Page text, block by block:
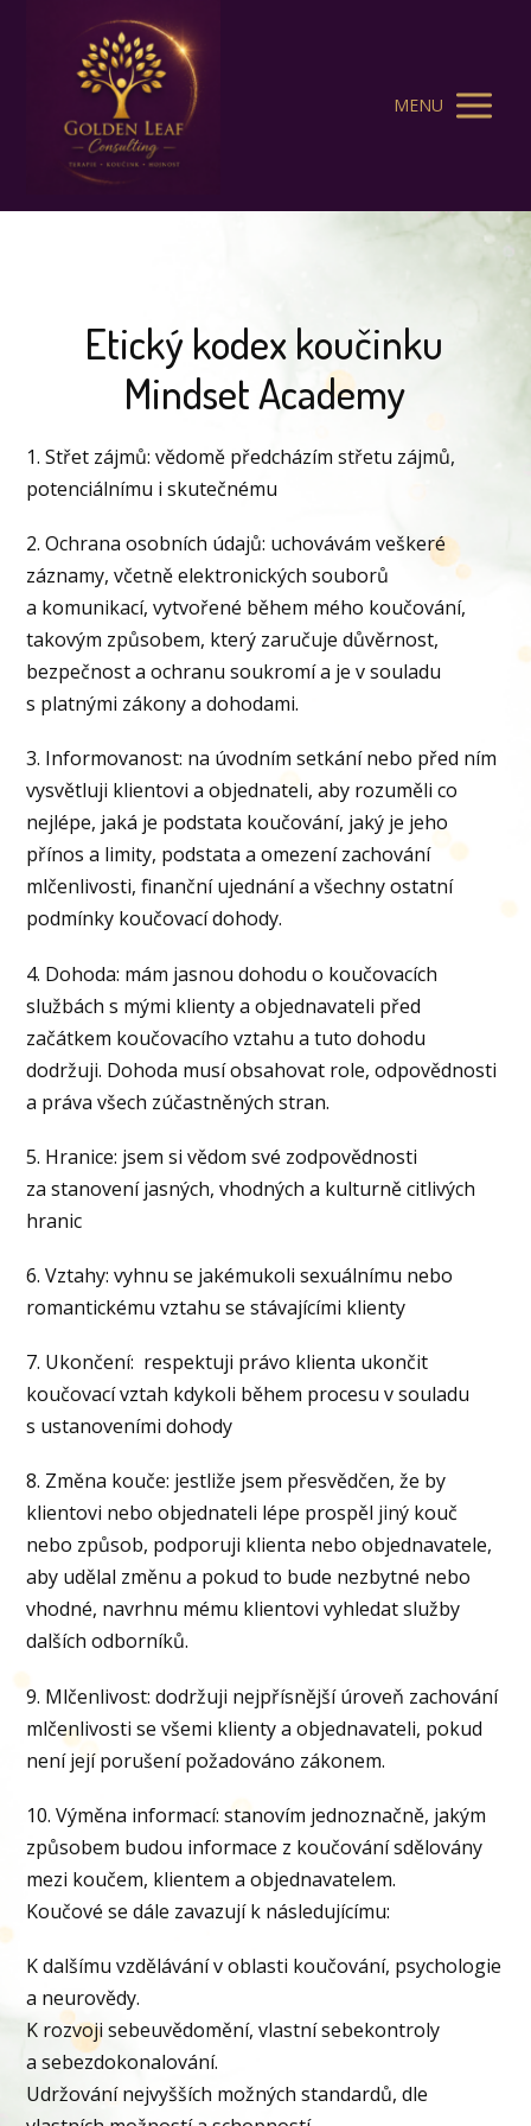
MENU
Etický kodex koučinku
Mindset Academy
1. Střet zájmů: vědomě předcházím střetu zájmů,
potenciálnímu i skutečnému
2. Ochrana osobních údajů: uchovávám veškeré
záznamy, včetně elektronických souborů
a komunikací, vytvořené během mého koučování,
takovým způsobem, který zaručuje důvěrnost,
bezpečnost a ochranu soukromí a je v souladu
s platnými zákony a dohodami.
3. Informovanost: na úvodním setkání nebo před ním
vysvětluji klientovi a objednateli, aby rozuměli co
nejlépe, jaká je podstata koučování, jaký je jeho
přínos a limity, podstata a omezení zachování
mlčenlivosti, finanční ujednání a všechny ostatní
podmínky koučovací dohody.
4. Dohoda: mám jasnou dohodu o koučovacích
službách s mými klienty a objednavateli před
začátkem koučovacího vztahu a tuto dohodu
dodržuji. Dohoda musí obsahovat role, odpovědnosti
a práva všech zúčastněných stran.
5. Hranice: jsem si vědom své zodpovědnosti
za stanovení jasných, vhodných a kulturně citlivých
hranic
6. Vztahy: vyhnu se jakémukoli sexuálnímu nebo
romantickému vztahu se stávajícími klienty
7. Ukončení: respektuji právo klienta ukončit
koučovací vztah kdykoli během procesu v souladu
s ustanoveními dohody
8. Změna kouče: jestliže jsem přesvědčen, že by
klientovi nebo objednateli lépe prospěl jiný kouč
nebo způsob, podporuji klienta nebo objednavatele,
aby udělal změnu a pokud to bude nezbytné nebo
vhodné, navrhnu mému klientovi vyhledat služby
dalších odborníků.
9. Mlčenlivost: dodržuji nejpřísnější úroveň zachování
mlčenlivosti se všemi klienty a objednavateli, pokud
není její porušení požadováno zákonem.
10. Výměna informací: stanovím jednoznačně, jakým
způsobem budou informace z koučování sdělovány
mezi koučem, klientem a objednavatelem.
Koučové se dále zavazují k následujícímu:
K dalšímu vzdělávání v oblasti koučování, psychologie
a neurovědy.
K rozvoji sebeuvědomění, vlastní sebekontroly
a sebezdokonalování.
Udržování nejvyšších možných standardů, dle